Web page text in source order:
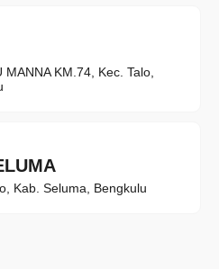
MANNA KM.74, Kec. Talo,
Kab. Seluma, Bengkulu